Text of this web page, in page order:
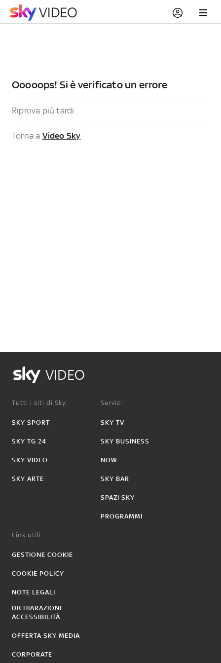
Ooooops! Si è verificato un errore
Riprova più tardi
Torna a Video Sky
VIDEO
Tutti i siti di Sky:
SKY SPORT
SKY TG 24
SKY VIDEO
SKY ARTE
Servizi:
SKY TV
SKY BUSINESS
NOW
SKY BAR
SPAZI SKY
PROGRAMMI
Link utili:
GESTIONE COOKIE
COOKIE POLICY
NOTE LEGALI
DICHIARAZIONE
ACCESSIBILITÀ
OFFERTA SKY MEDIA
CORPORATE